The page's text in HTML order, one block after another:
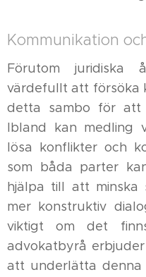
Kommunikation
Förutom juridiska
värdefullt att försöka
detta sambo för att
Ibland kan
lösa konflikter och
som båda parter
hjälpa till att minska
mer konstruktiv
viktigt om det
advokatbyrå
att underlätta